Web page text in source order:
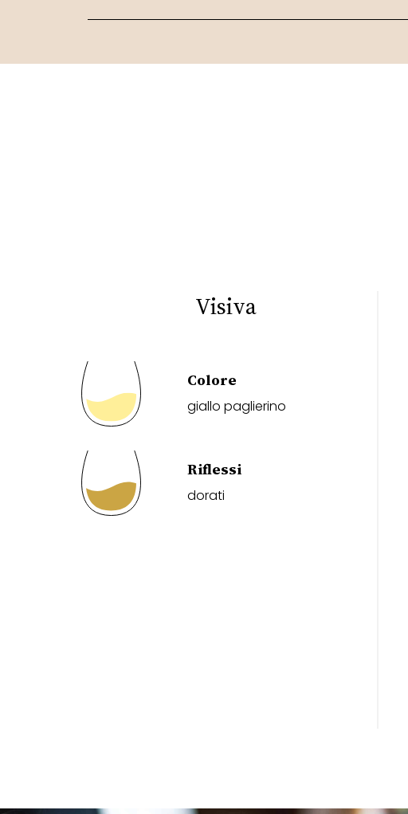
Visiva
Colore
giallo paglierino
Riflessi
dorati